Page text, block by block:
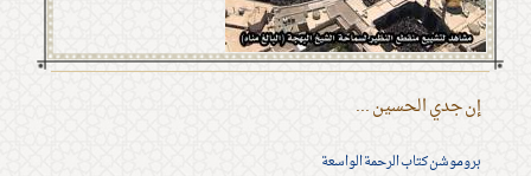
إن جدي الحسين ...
بروموشن كتاب الرحمة الواسعة